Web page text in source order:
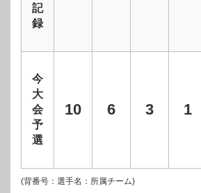
記
録
今
大
会
予
選
10 6 3 1
(背番号：選手名：所属チーム)